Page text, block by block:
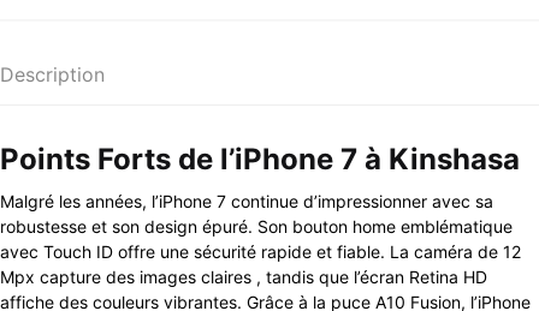
Description
Points Forts de l’iPhone 7 à Kinshasa
Malgré les années, l’iPhone 7 continue d’impressionner avec sa
robustesse et son design épuré. Son bouton home emblématique
avec Touch ID offre une sécurité rapide et fiable. La caméra de 12
Mpx capture des images claires , tandis que l’écran Retina HD
affiche des couleurs vibrantes. Grâce à la puce A10 Fusion, l’iPhone